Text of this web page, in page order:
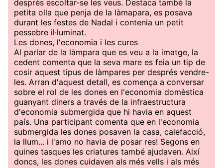
després escoltar-se les veus. Destaca també la
petita olla que penja de la làmapara, es posava
durant les festes de Nadal i contenia un petit
pessebre il·luminat.
Les dones, l'economia i les cures
Al parlar de la làmpara que es veu a la imatge, la
cedent comenta que la seva mare es feia un tip de
cosir aquest tipus de làmpares per després vendre-
les. Arran d'aquest detall, es comença a conversar
sobre el rol de les dones en l'economia domèstica
guanyant diners a través de la infraestructura
d'economia submergida que hi havia en aquest
país. Una participant comenta que en l'economia
submergida les dones posaven la casa, calefacció,
la llum... i l'amo no havia de posar res! Segons en
quines tasques les criatures també ajudaven. Així
doncs, les dones cuidaven als més vells i als més